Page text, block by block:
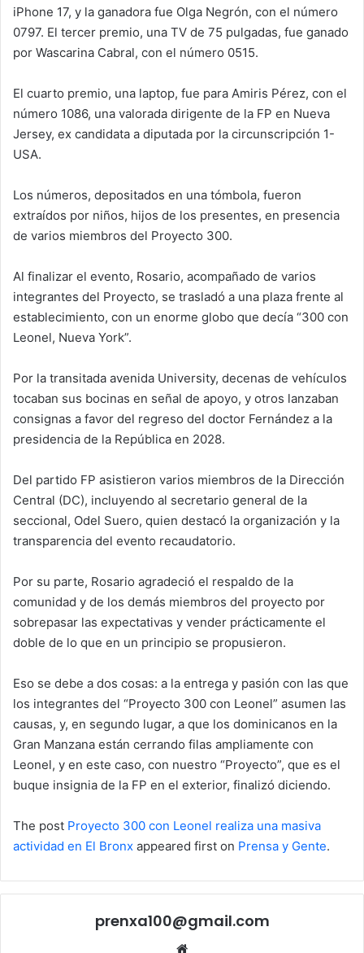
iPhone 17, y la ganadora fue Olga Negrón, con el número
0797. El tercer premio, una TV de 75 pulgadas, fue ganado
por Wascarina Cabral, con el número 0515.
El cuarto premio, una laptop, fue para Amiris Pérez, con el
número 1086, una valorada dirigente de la FP en Nueva
Jersey, ex candidata a diputada por la circunscripción 1-
USA.
Los números, depositados en una tómbola, fueron
extraídos por niños, hijos de los presentes, en presencia
de varios miembros del Proyecto 300.
Al finalizar el evento, Rosario, acompañado de varios
integrantes del Proyecto, se trasladó a una plaza frente al
establecimiento, con un enorme globo que decía “300 con
Leonel, Nueva York”.
Por la transitada avenida University, decenas de vehículos
tocaban sus bocinas en señal de apoyo, y otros lanzaban
consignas a favor del regreso del doctor Fernández a la
presidencia de la República en 2028.
Del partido FP asistieron varios miembros de la Dirección
Central (DC), incluyendo al secretario general de la
seccional, Odel Suero, quien destacó la organización y la
transparencia del evento recaudatorio.
Por su parte, Rosario agradeció el respaldo de la
comunidad y de los demás miembros del proyecto por
sobrepasar las expectativas y vender prácticamente el
doble de lo que en un principio se propusieron.
Eso se debe a dos cosas: a la entrega y pasión con las que
los integrantes del “Proyecto 300 con Leonel” asumen las
causas, y, en segundo lugar, a que los dominicanos en la
Gran Manzana están cerrando filas ampliamente con
Leonel, y en este caso, con nuestro “Proyecto”, que es el
buque insignia de la FP en el exterior, finalizó diciendo.
The post Proyecto 300 con Leonel realiza una masiva
actividad en El Bronx appeared first on Prensa y Gente.
prenxa100@gmail.com